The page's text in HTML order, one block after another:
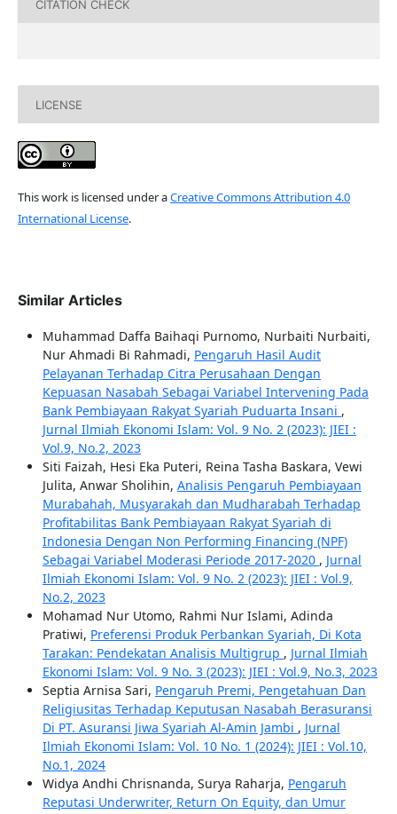
CITATION CHECK
LICENSE
This work is licensed under aCreative Commons Attribution 4.0
International License.
Similar Articles
Muhammad Daffa Baihaqi Purnomo, Nurbaiti Nurbaiti,
Nur Ahmadi Bi Rahmadi, Pengaruh Hasil Audit
Pelayanan Terhadap Citra Perusahaan Dengan
Kepuasan Nasabah Sebagai Variabel Intervening Pada
Bank Pembiayaan Rakyat Syariah Puduarta Insani ,
Jurnal Ilmiah Ekonomi Islam: Vol. 9 No. 2 (2023): JIEI :
Vol.9, No.2, 2023
Siti Faizah, Hesi Eka Puteri, Reina Tasha Baskara, Vewi
Julita, Anwar Sholihin, Analisis Pengaruh Pembiayaan
Murabahah, Musyarakah dan Mudharabah Terhadap
Profitabilitas Bank Pembiayaan Rakyat Syariah di
Indonesia Dengan Non Performing Financing (NPF)
Sebagai Variabel Moderasi Periode 2017-2020 , Jurnal
Ilmiah Ekonomi Islam: Vol. 9 No. 2 (2023): JIEI : Vol.9,
No.2, 2023
Mohamad Nur Utomo, Rahmi Nur Islami, Adinda
Pratiwi, Preferensi Produk Perbankan Syariah, Di Kota
Tarakan: Pendekatan Analisis Multigrup , Jurnal Ilmiah
Ekonomi Islam: Vol. 9 No. 3 (2023): JIEI : Vol.9, No.3, 2023
Septia Arnisa Sari, Pengaruh Premi, Pengetahuan Dan
Religiusitas Terhadap Keputusan Nasabah Berasuransi
Di PT. Asuransi Jiwa Syariah Al-Amin Jambi , Jurnal
Ilmiah Ekonomi Islam: Vol. 10 No. 1 (2024): JIEI : Vol.10,
No.1, 2024
Widya Andhi Chrisnanda, Surya Raharja, Pengaruh
Reputasi Underwriter, Return On Equity, dan Umur